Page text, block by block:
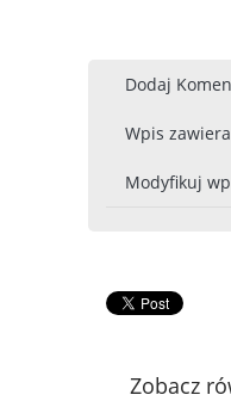
Dodaj
Wpis
Modyfikuj
Zobacz